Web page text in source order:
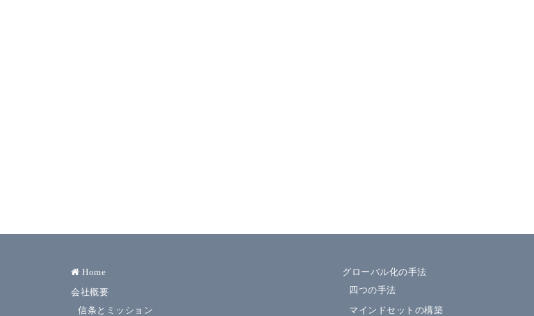
Home
会社概要
信条とミッション
グローバル化の手法
四つの手法
マインドセットの構築